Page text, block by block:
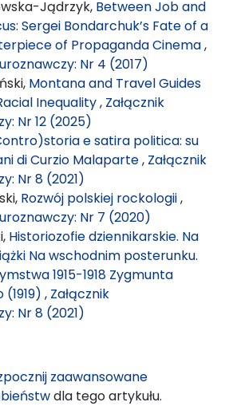
Jądrzyk, Between Job and
Sergei Bondarchuk’s Fate of a
of Propaganda Cinema,
Nr 4 (2017)
Montana and Travel Guides
Inequality, Załącznik
Nr 12 (2025)
e satira politica: su
di Curzio Malaparte, Załącznik
Nr 8 (2021)
Rozwój polskiej rockologii,
Nr 7 (2020)
Historiozofie dziennikarskie. Na
Na wschodnim posterunku.
1915-1918 Zygmunta
, Załącznik
Nr 8 (2021)
zaawansowane
dla tego artykułu.